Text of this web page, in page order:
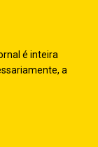
é inteira
a